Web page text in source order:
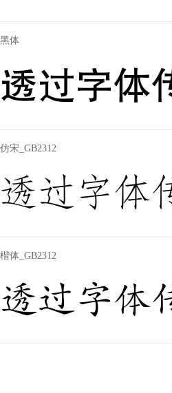
黑体
透过字体
仿宋_GB2312
透过字体
楷体_GB2312
透过字体